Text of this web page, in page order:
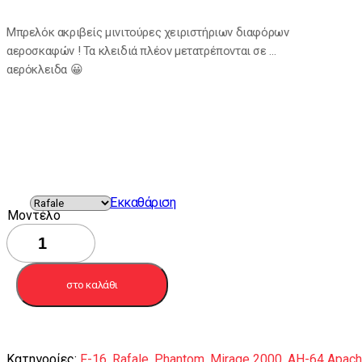
Μπρελόκ ακριβείς μινιτούρες χειριστήριων διαφόρων
αεροσκαφών ! Τα κλειδιά πλέον μετατρέπονται σε …
αερόκλειδα 😀
Μοντέλο
Εκκαθάριση
Μπρελόκ
ρέπλικες
χειριστηρίων
ποσότητα
στο καλάθι
Κατηγορίες: F-16 Rafale Phantom Mirage 2000 AH-64